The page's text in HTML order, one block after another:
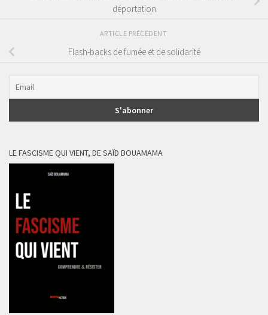
déportation
ARTICLE PRÉCÉDENT
Flash-backs de fumée et de solidarité
LE FASCISME QUI VIENT, DE SAÏD BOUAMAMA